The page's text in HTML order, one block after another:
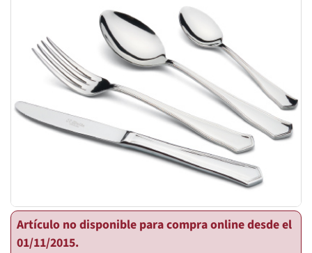
Artículo no disponible para compra online desde el
01/11/2015.